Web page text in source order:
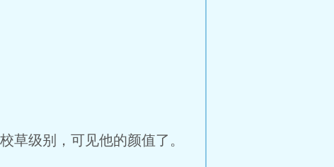
草级别，可见他的颜值了。